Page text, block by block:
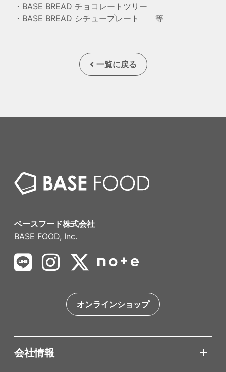
・BASE BREAD チョコレートツリー
・BASE BREAD シチュープレート 等
一覧に戻る
ベースフード株式会社
BASE FOOD, Inc.
オンラインショップ
会社情報